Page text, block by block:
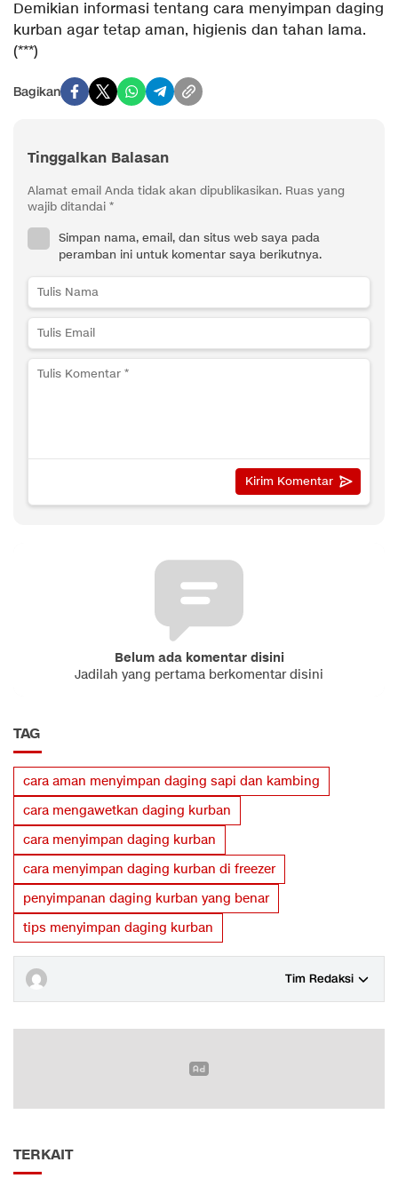
Demikian informasi tentang cara menyimpan daging
kurban agar tetap aman, higienis dan tahan lama.
(***)
Bagikan
Tinggalkan Balasan
Alamat email Anda tidak akan dipublikasikan. Ruas yang
wajib ditandai *
Simpan nama, email, dan situs web saya pada
peramban ini untuk komentar saya berikutnya.
Belum ada komentar disini
Jadilah yang pertama berkomentar disini
TAG
cara aman menyimpan daging sapi dan kambing
cara mengawetkan daging kurban
cara menyimpan daging kurban
cara menyimpan daging kurban di freezer
penyimpanan daging kurban yang benar
tips menyimpan daging kurban
Tim Redaksi
TERKAIT